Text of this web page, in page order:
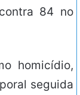
84 no
homicídio,
seguida